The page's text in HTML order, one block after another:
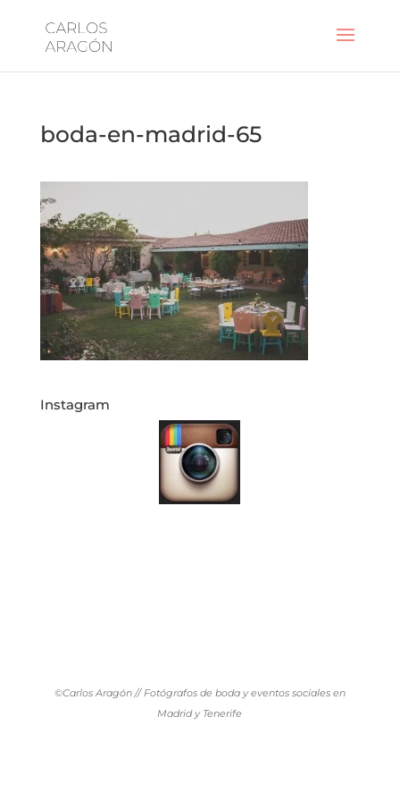
boda-en-madrid-65
Instagram
©Carlos Aragón // Fotógrafos de boda y eventos sociales en
Madrid y Tenerife